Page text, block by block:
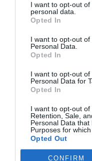
I want to opt-out
personal data.
Opted In
I want to opt-out
Personal Data.
Opted In
I want to opt-out
Personal Data for
Opted In
I want to opt-out of
Retention, Sale,
Personal Data
Purposes for
Opted Out
CONFIRM
Γιορτή στο Ραδιομέγαρο
Eurovision